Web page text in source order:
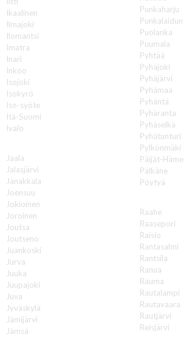
Ikaalinen
Ilmajoki
Ilomantsi
Imatra
Inari
Inkoo
Isojoki
Isokyrö
Iso-syöte
Itä-Suomi
Ivalo
Jaala
Jalasjärvi
Janakkala
Joensuu
Jokioinen
Joroinen
Joutsa
Joutseno
Juankoski
Jurva
Juuka
Juupajoki
Juva
Jyväskylä
Jämijärvi
Jämsä
Punkaharju
Punkalaidun
Puolanka
Puumala
Pyhtää
Pyhäjoki
Pyhäjärvi
Pyhämaa
Pyhäntä
Pyhäranta
Pyhäselkä
Pyhätunturi
Pylkönmäki
Päijät-Häme
Pälkäne
Pöytyä
Raahe
Raasepori
Raisio
Rantasalmi
Rantsila
Ranua
Rauma
Rautalampi
Rautavaara
Rautjärvi
Reisjärvi